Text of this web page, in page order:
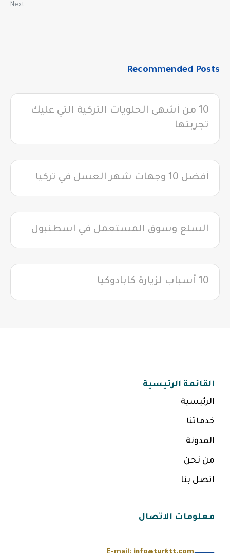
Next
Recommended Posts
10 من أشهى الحلويات التركية التي عليك
تجربتها
أفضل 10 وجهات شهر العسل في تركيا
السلع وسوق المستعمل في اسطنبول
10 أسباب لزيارة كابادوكيا
القائمة الرئيسية
الرئيسية
خدماتنا
المدونة
من نحن
اتصل بنا
معلومات الاتصال